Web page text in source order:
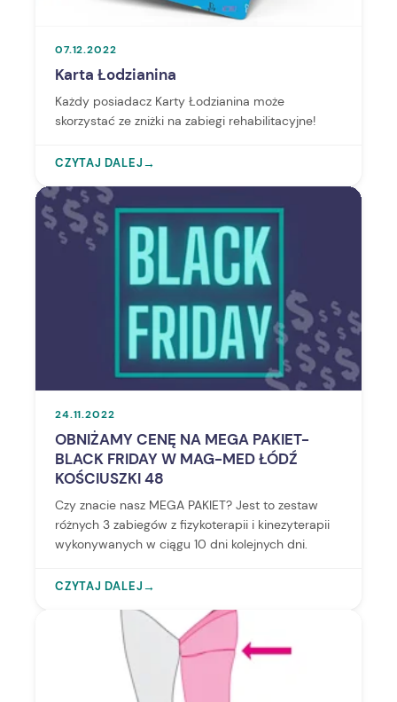
07.12.2022
Karta Łodzianina
Każdy posiadacz Karty Łodzianina może
skorzystać ze zniżki na zabiegi rehabilitacyjne!
CZYTAJ DALEJ→
24.11.2022
OBNIŻAMY CENĘ NA MEGA PAKIET-
BLACK FRIDAY W MAG-MED ŁÓDŹ
KOŚCIUSZKI 48
Czy znacie nasz MEGA PAKIET? Jest to zestaw
różnych 3 zabiegów z fizykoterapii i kinezyterapii
wykonywanych w ciągu 10 dni kolejnych dni.
CZYTAJ DALEJ→